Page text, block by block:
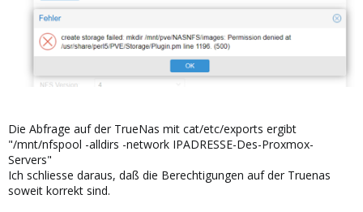
Die Abfrage auf der TrueNas mit cat/etc/exports ergibt
"/mnt/nfspool -alldirs -network IPADRESSE-Des-Proxmox-
Servers"
Ich schliesse daraus, daß die Berechtigungen auf der Truenas
soweit korrekt sind.